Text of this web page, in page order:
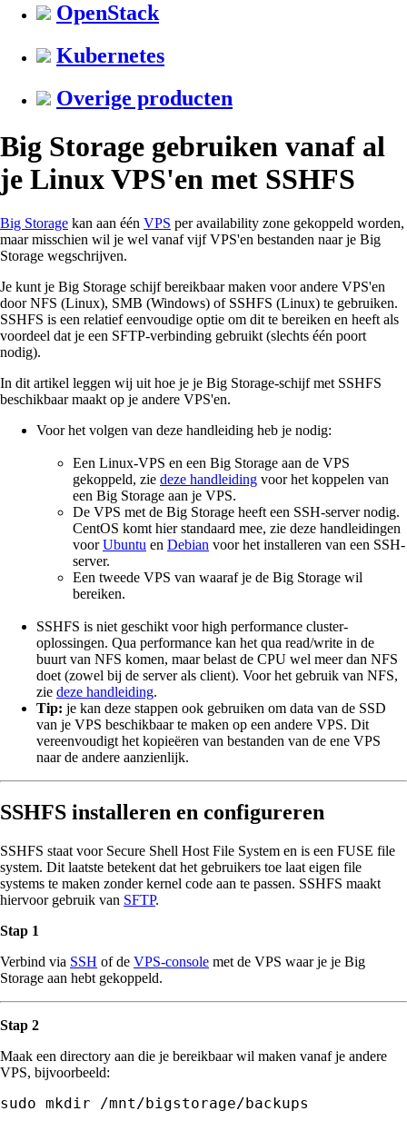
OpenStack
Kubernetes
Overige producten
Big Storage gebruiken vanaf al
je Linux VPS'en met SSHFS
Big Storage kan aan één VPS per availability zone gekoppeld worden,
maar misschien wil je wel vanaf vijf VPS'en bestanden naar je Big
Storage wegschrijven.
Je kunt je Big Storage schijf bereikbaar maken voor andere VPS'en
door NFS (Linux), SMB (Windows) of SSHFS (Linux) te gebruiken.
SSHFS is een relatief eenvoudige optie om dit te bereiken en heeft als
voordeel dat je een SFTP-verbinding gebruikt (slechts één poort
nodig).
In dit artikel leggen wij uit hoe je je Big Storage-schijf met SSHFS
beschikbaar maakt op je andere VPS'en.
Voor het volgen van deze handleiding heb je nodig:
Een Linux-VPS en een Big Storage aan de VPS
gekoppeld, zie deze handleiding voor het koppelen van
een Big Storage aan je VPS.
De VPS met de Big Storage heeft een SSH-server nodig.
CentOS komt hier standaard mee, zie deze handleidingen
voorUbuntu en Debian voor het installeren van een SSH-
server.
Een tweede VPS van waaraf je de Big Storage wil
bereiken.
SSHFS is niet geschikt voor high performance cluster-
oplossingen. Qua performance kan het qua read/write in de
buurt van NFS komen, maar belast de CPU wel meer dan NFS
doet (zowel bij de server als client). Voor het gebruik van NFS,
zie deze handleiding.
Tip: je kan deze stappen ook gebruiken om data van de SSD
van je VPS beschikbaar te maken op een andere VPS. Dit
vereenvoudigt het kopieëren van bestanden van de ene VPS
naar de andere aanzienlijk.
SSHFS installeren en configureren
SSHFS staat voor Secure Shell Host File System en is een FUSE file
system. Dit laatste betekent dat het gebruikers toe laat eigen file
systems te maken zonder kernel code aan te passen. SSHFS maakt
hiervoor gebruik van SFTP.
Stap 1
Verbind via SSH of de VPS-console met de VPS waar je je Big
Storage aan hebt gekoppeld.
Stap 2
Maak een directory aan die je bereikbaar wil maken vanaf je andere
VPS, bijvoorbeeld:
sudo mkdir /mnt/bigstorage/backups